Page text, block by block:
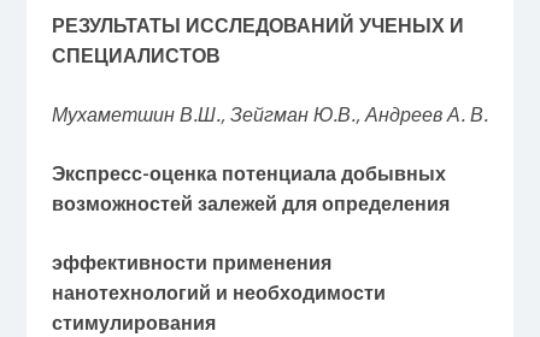
РЕЗУЛЬТАТЫ ИССЛЕДОВАНИЙ УЧЕНЫХ И
СПЕЦИАЛИСТОВ
Мухаметшин В.Ш., Зейгман Ю.В., Андреев А. В.
Экспресс-оценка потенциала добывных
возможностей залежей для определения
эффективности применения
нанотехнологий и необходимости
стимулирования